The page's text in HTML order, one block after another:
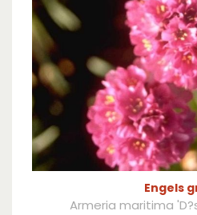
Engels
Armeria maritima